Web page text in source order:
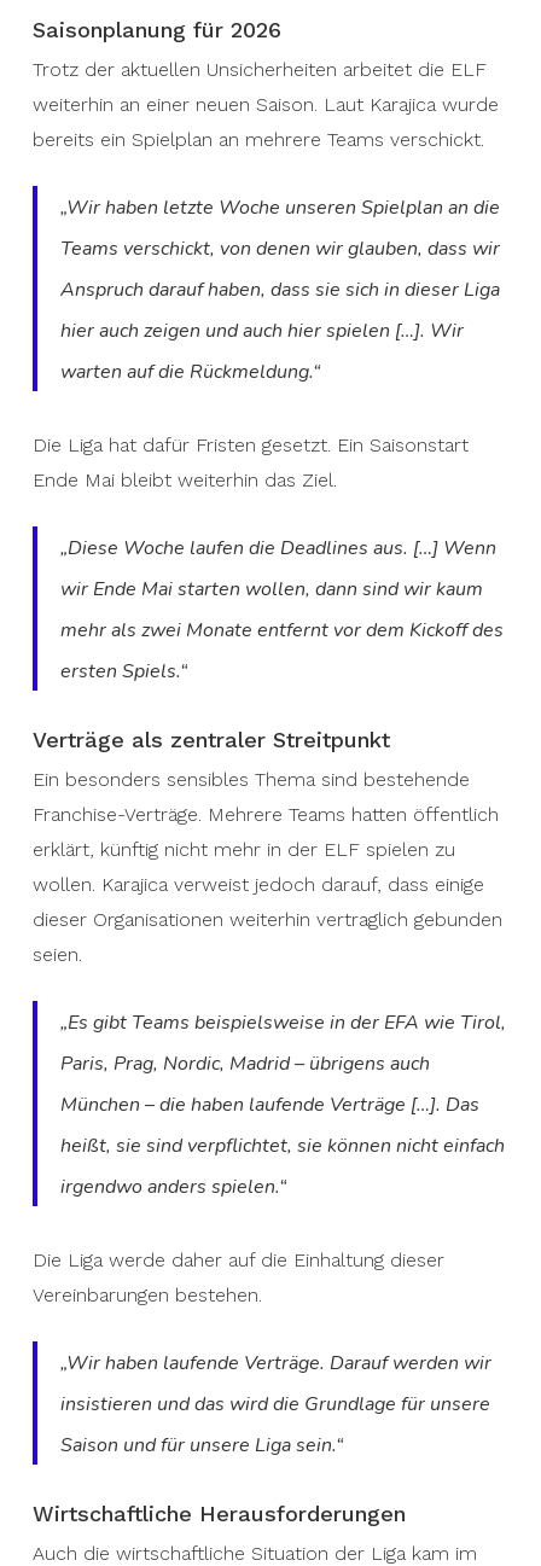
Saisonplanung für 2026
Trotz der aktuellen Unsicherheiten arbeitet die ELF
weiterhin an einer neuen Saison. Laut Karajica wurde
bereits ein Spielplan an mehrere Teams verschickt.
„Wir haben letzte Woche unseren Spielplan an die
Teams verschickt, von denen wir glauben, dass wir
Anspruch darauf haben, dass sie sich in dieser Liga
hier auch zeigen und auch hier spielen […]. Wir
warten auf die Rückmeldung.“
Die Liga hat dafür Fristen gesetzt. Ein Saisonstart
Ende Mai bleibt weiterhin das Ziel.
„Diese Woche laufen die Deadlines aus. […] Wenn
wir Ende Mai starten wollen, dann sind wir kaum
mehr als zwei Monate entfernt vor dem Kickoff des
ersten Spiels.“
Verträge als zentraler Streitpunkt
Ein besonders sensibles Thema sind bestehende
Franchise-Verträge. Mehrere Teams hatten öffentlich
erklärt, künftig nicht mehr in der ELF spielen zu
wollen. Karajica verweist jedoch darauf, dass einige
dieser Organisationen weiterhin vertraglich gebunden
seien.
„Es gibt Teams beispielsweise in der EFA wie Tirol,
Paris, Prag, Nordic, Madrid – übrigens auch
München – die haben laufende Verträge […]. Das
heißt, sie sind verpflichtet, sie können nicht einfach
irgendwo anders spielen.“
Die Liga werde daher auf die Einhaltung dieser
Vereinbarungen bestehen.
„Wir haben laufende Verträge. Darauf werden wir
insistieren und das wird die Grundlage für unsere
Saison und für unsere Liga sein.“
Wirtschaftliche Herausforderungen
Auch die wirtschaftliche Situation der Liga kam im